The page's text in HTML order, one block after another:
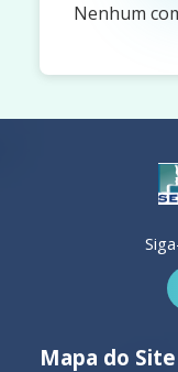
Nenhum
Mapa do Site